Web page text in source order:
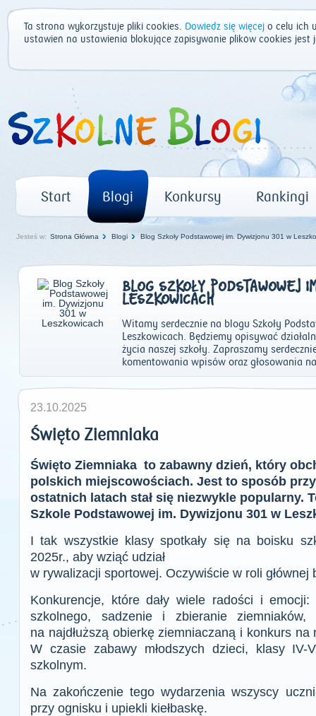
Ta strona wykorzystuje pliki cookies. Dowiedz się więcej o celu ich
ustawień na ustawienia blokujące zapisywanie plików cookies
Start Blogi Konkursy Rankingi
Jesteś w: Strona Główna Blogi Blog Szkoły Podstawowej im. Dywizjonu 301 w
BLOG SZKOŁY PODSTAWOWEJ
LESZKOWICACH
Witamy serdecznie na blogu Szkoły
Leszkowicach. Będziemy opisywać
życia naszej szkoły. Zapraszamy
komentowania wpisów oraz głosowania
23.10.2025
Święto Ziemniaka
Święto Ziemniaka to zabawny dzień, który
polskich miejscowościach. Jest to sposób
ostatnich latach stał się niezwykle popularny.
Szkole Podstawowej im. Dywizjonu 301 w
I tak wszystkie klasy spotkały się na boisku
2025r., aby wziąć udział
w rywalizacji sportowej. Oczywiście w roli głównej
Konkurencje, które dały wiele radości i
szkolnego, sadzenie i zbieranie ziemniaków,
na najdłuższą obierkę ziemniaczaną i konkurs
W czasie zabawy młodszych dzieci, klasy IV-
szkolnym.
Na zakończenie tego wydarzenia wszyscy
przy ognisku i upiekli kiełbaskę.